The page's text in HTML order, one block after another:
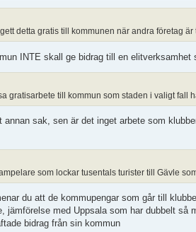
detta gratis till kommunen när andra företag
INTE skall ge bidrag till en
gratisarbete till kommun som staden i valigt fall
annan sak, sen är det inget arbete som
som lockar tusentals turister till Gävle
du att de kommupengar som går till
jämförelse med Uppsala som har dubbelt
bidrag från sin kommun